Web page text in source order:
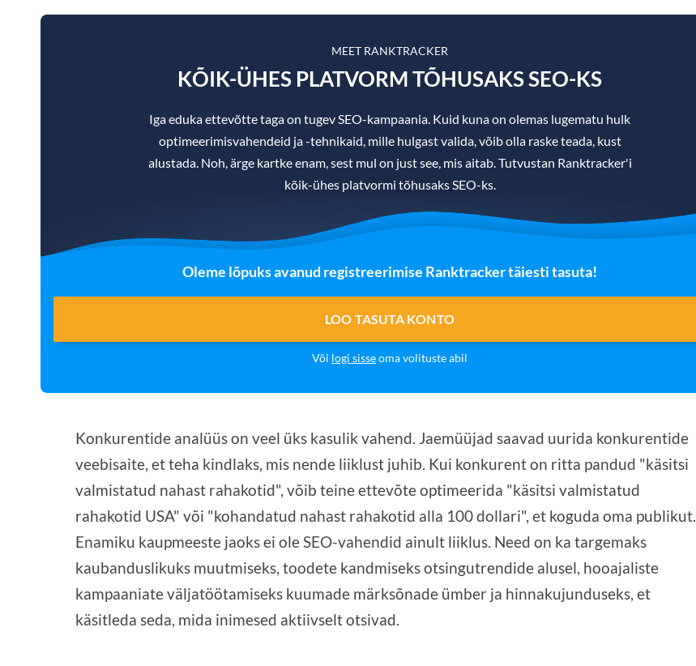
MEET RANKTRACKER
KÕIK-ÜHES PLATVORM TÕHUSAKS SEO-KS
Iga eduka ettevõtte taga on tugev SEO-kampaania. Kuid kuna on olemas lugematu hulk
optimeerimisvahendeid ja -tehnikaid, mille hulgast valida, võib olla raske teada, kust
alustada. Noh, ärge kartke enam, sest mul on just see, mis aitab. Tutvustan Ranktracker'i
kõik-ühes platvormi tõhusaks SEO-ks.
Oleme lõpuks avanud registreerimise Ranktracker täiesti tasuta!
LOO TASUTA KONTO
Või logi sisseoma volituste abil
Konkurentide analüüs on veel üks kasulik vahend. Jaemüüjad saavad uurida konkurentide
veebisaite, et teha kindlaks, mis nende liiklust juhib. Kui konkurent on ritta pandud "käsitsi
valmistatud nahast rahakotid", võib teine ettevõte optimeerida "käsitsi valmistatud
rahakotid USA" või "kohandatud nahast rahakotid alla 100 dollari", et koguda oma publikut.
Enamiku kaupmeeste jaoks ei ole SEO-vahendid ainult liiklus. Need on ka targemaks
kaubanduslikuks muutmiseks, toodete kandmiseks otsingutrendide alusel, hooajaliste
kampaaniate väljatöötamiseks kuumade märksõnade ümber ja hinnakujunduseks, et
käsitleda seda, mida inimesed aktiivselt otsivad.